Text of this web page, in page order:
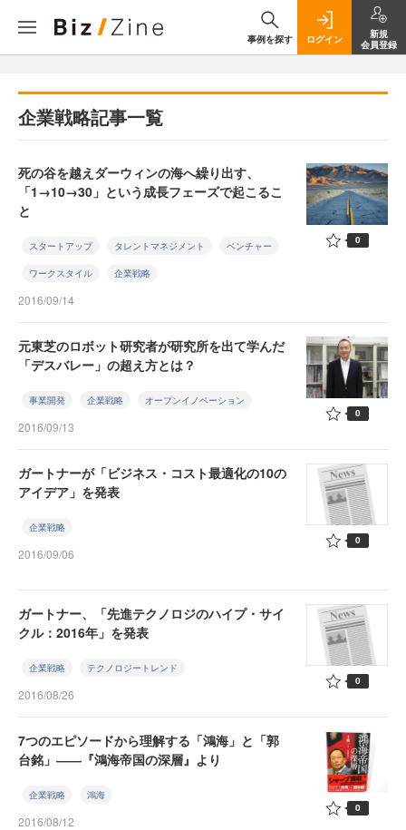
事例を探す ログイン
新規
会員登録
企業戦略記事一覧
死の谷を越えダーウィンの海へ繰り出す、
「1→10→30」という成長フェーズで起こるこ
と
スタートアップ タレントマネジメント ベンチャー
ワークスタイル 企業戦略
2016/09/14
0
元東芝のロボット研究者が研究所を出て学んだ
「デスバレー」の超え方とは？
事業開発 企業戦略 オープンイノベーション
2016/09/13
0
ガートナーが「ビジネス・コスト最適化の10の
アイデア」を発表
企業戦略
2016/09/06
0
ガートナー、「先進テクノロジのハイプ・サイ
クル：2016年」を発表
企業戦略 テクノロジートレンド
2016/08/26
0
7つのエピソードから理解する「鴻海」と「郭
台銘」――『鴻海帝国の深層』より
企業戦略 鴻海
2016/08/12
0